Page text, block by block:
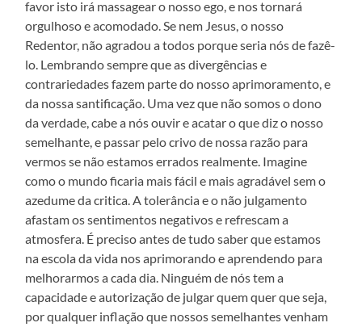
favor isto irá massagear o nosso ego, e nos tornará
orgulhoso e acomodado. Se nem Jesus, o nosso
Redentor, não agradou a todos porque seria nós de fazê-
lo. Lembrando sempre que as divergências e
contrariedades fazem parte do nosso aprimoramento, e
da nossa santificação. Uma vez que não somos o dono
da verdade, cabe a nós ouvir e acatar o que diz o nosso
semelhante, e passar pelo crivo de nossa razão para
vermos se não estamos errados realmente. Imagine
como o mundo ficaria mais fácil e mais agradável sem o
azedume da critica. A tolerância e o não julgamento
afastam os sentimentos negativos e refrescam a
atmosfera. É preciso antes de tudo saber que estamos
na escola da vida nos aprimorando e aprendendo para
melhorarmos a cada dia. Ninguém de nós tem a
capacidade e autorização de julgar quem quer que seja,
por qualquer inflação que nossos semelhantes venham